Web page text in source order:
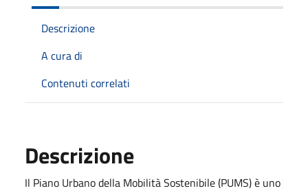
Descrizione
A cura di
Contenuti correlati
Descrizione
Il Piano Urbano della Mobilità Sostenibile (PUMS) è uno